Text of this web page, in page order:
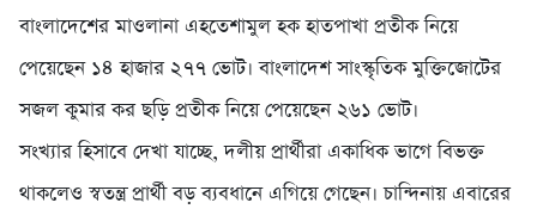
বাংলাদেশের মাওলানা এহতেশামুল হক হাতপাখা প্রতীক নিয়ে
পেয়েছেন ১৪ হাজার ২৭৭ ভোট। বাংলাদেশ সাংস্কৃতিক মুক্তিজোটের
সজল কুমার কর ছড়ি প্রতীক নিয়ে পেয়েছেন ২৬১ ভোট।
সংখ্যার হিসাবে দেখা যাচ্ছে, দলীয় প্রার্থীরা একাধিক ভাগে বিভক্ত
থাকলেও স্বতন্ত্র প্রার্থী বড় ব্যবধানে এগিয়ে গেছেন। চান্দিনায় এবারের